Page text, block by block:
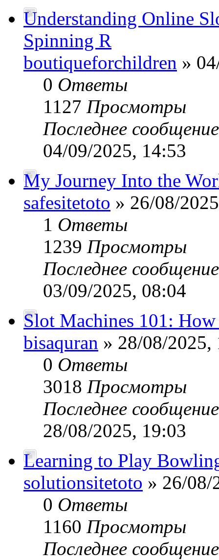
Understanding Online
Spinning R
boutiqueforchildren »
0 Ответы
1127 Просмотры
Последнее
04/09/2025, 14:53
My Journey Into the
safesitetoto » 26/08/
1 Ответы
1239 Просмотры
Последнее
03/09/2025, 08:04
Slot Machines 101:
bisaquran » 28/08/2025,
0 Ответы
3018 Просмотры
Последнее
28/08/2025, 19:03
Learning to Play
solutionsitetoto » 26/08/
0 Ответы
1160 Просмотры
Последнее